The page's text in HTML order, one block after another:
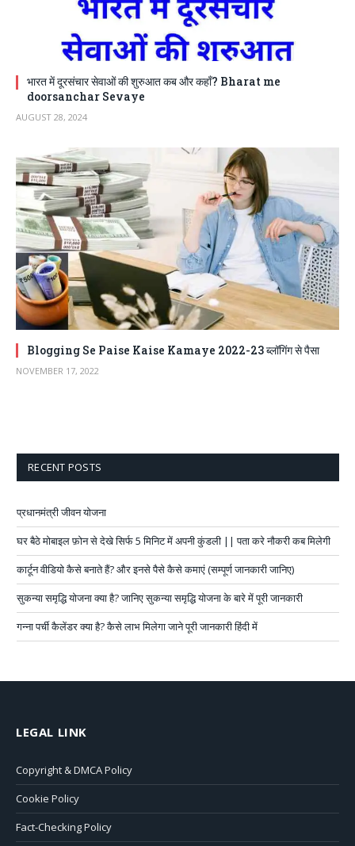
भारत में दूरसंचार सेवाओं की शुरुआत कब और कहाँ? Bharat me
doorsanchar Sevaye
AUGUST 28, 2024
Blogging Se Paise Kaise Kamaye 2022-23 ब्लॉगिंग से पैसा
NOVEMBER 17, 2022
RECENT POSTS
प्रधानमंत्री जीवन योजना
घर बैठे मोबाइल फ़ोन से देखे सिर्फ 5 मिनिट में अपनी कुंडली || पता करे नौकरी कब मिलेगी
कार्टून वीडियो कैसे बनाते हैं? और इनसे पैसे कैसे कमाएं (सम्पूर्ण जानकारी जानिए)
सुकन्या समृद्धि योजना क्या है? जानिए सुकन्या समृद्धि योजना के बारे में पूरी जानकारी
गन्ना पर्ची कैलेंडर क्या है? कैसे लाभ मिलेगा जाने पूरी जानकारी हिंदी में
LEGAL LINK
Copyright & DMCA Policy
Cookie Policy
Fact-Checking Policy